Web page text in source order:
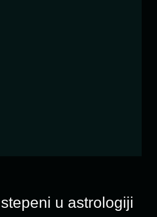
u astrologiji